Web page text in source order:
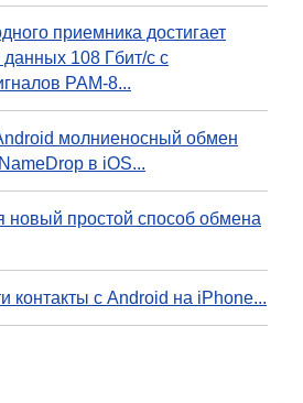
приемника достигает
108 Гбит/с с
PAM-8...
молниеносный обмен
в iOS...
новый простой способ обмена
контакты с Android на iPhone...